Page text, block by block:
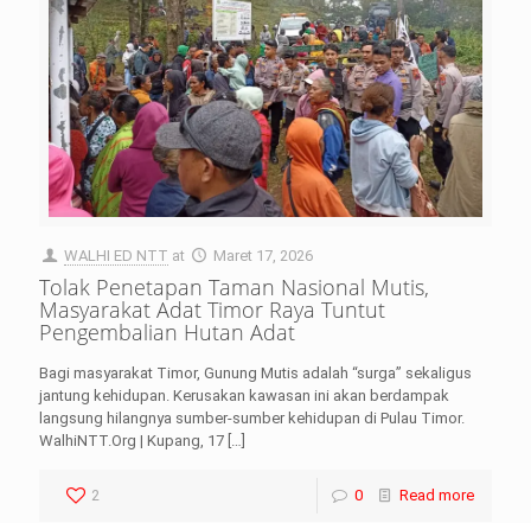
WALHI ED NTT at Maret 17, 2026
Tolak Penetapan Taman Nasional Mutis,
Masyarakat Adat Timor Raya Tuntut
Pengembalian Hutan Adat
Bagi masyarakat Timor, Gunung Mutis adalah “surga” sekaligus
jantung kehidupan. Kerusakan kawasan ini akan berdampak
langsung hilangnya sumber-sumber kehidupan di Pulau Timor.
WalhiNTT.Org | Kupang, 17 […]
2 0 Read more